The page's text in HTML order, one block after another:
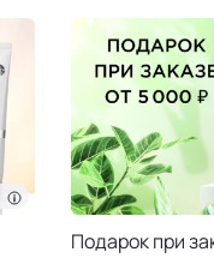
Подарок при